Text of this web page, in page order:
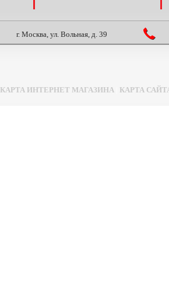
г. Москва, ул. Вольная, д. 39
КАРТА ИНТЕРНЕТ МАГАЗИНА КАРТА